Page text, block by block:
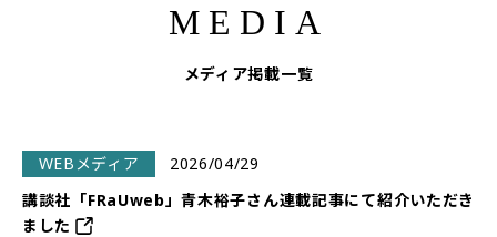
MEDIA
メディア掲載一覧
WEBメディア
2026/04/29
講談社「FRaUweb」青木裕子さん連載記事にて紹介いただき
ました